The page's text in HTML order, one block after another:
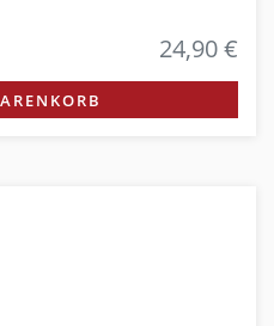
24,90 €